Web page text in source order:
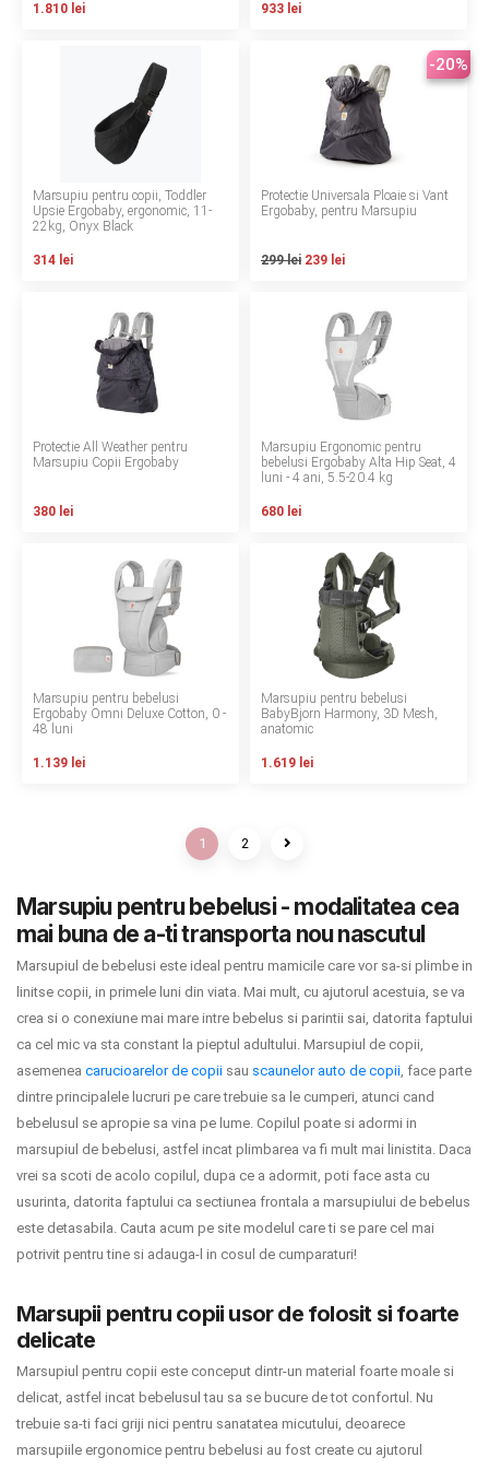
Copyright 2026 BabyMatters
1.810 lei 933 lei
Marsupiu pentru copii, Toddler
Upsie Ergobaby, ergonomic, 11-
22kg, Onyx Black
314 lei
-20%
Protectie Universala Ploaie si Vant
Ergobaby, pentru Marsupiu
299 lei 239 lei
Protectie All Weather pentru
Marsupiu Copii Ergobaby
380 lei
Marsupiu Ergonomic pentru
bebelusi Ergobaby Alta Hip Seat, 4
luni - 4 ani, 5.5-20.4 kg
680 lei
Marsupiu pentru bebelusi
Ergobaby Omni Deluxe Cotton, 0 -
48 luni
1.139 lei
Marsupiu pentru bebelusi
BabyBjorn Harmony, 3D Mesh,
anatomic
1.619 lei
1 2
Marsupiu pentru bebelusi - modalitatea cea
mai buna de a-ti transporta nou nascutul
Marsupiul de bebelusi este ideal pentru mamicile care vor sa-si plimbe in
linitse copii, in primele luni din viata. Mai mult, cu ajutorul acestuia, se va
crea si o conexiune mai mare intre bebelus si parintii sai, datorita faptului
ca cel mic va sta constant la pieptul adultului. Marsupiul de copii,
asemenea carucioarelor de copii sau scaunelor auto de copii, face parte
dintre principalele lucruri pe care trebuie sa le cumperi, atunci cand
bebelusul se apropie sa vina pe lume. Copilul poate si adormi in
marsupiul de bebelusi, astfel incat plimbarea va fi mult mai linistita. Daca
vrei sa scoti de acolo copilul, dupa ce a adormit, poti face asta cu
usurinta, datorita faptului ca sectiunea frontala a marsupiului de bebelus
este detasabila. Cauta acum pe site modelul care ti se pare cel mai
potrivit pentru tine si adauga-l in cosul de cumparaturi!
Marsupii pentru copii usor de folosit si foarte
delicate
Marsupiul pentru copii este conceput dintr-un material foarte moale si
delicat, astfel incat bebelusul tau sa se bucure de tot confortul. Nu
trebuie sa-ti faci griji nici pentru sanatatea micutului, deoarece
marsupiile ergonomice pentru bebelusi au fost create cu ajutorul